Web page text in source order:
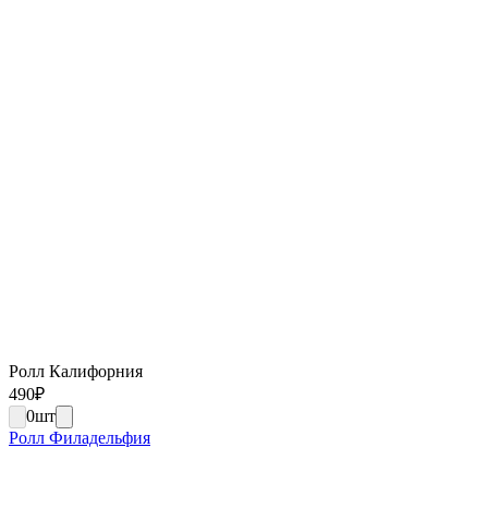
Ролл Калифорния
490₽
0шт
Ролл Филадельфия